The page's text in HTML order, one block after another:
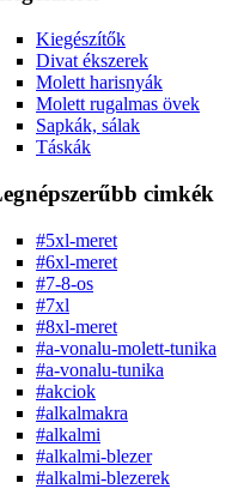
Kiegészítők
Divat ékszerek
Molett harisnyák
Molett rugalmas övek
Sapkák, sálak
Táskák
cimkék
#5xl-meret
#6xl-meret
#7-8-os
#7xl
#8xl-meret
#a-vonalu-molett-tunika
#a-vonalu-tunika
#akciok
#alkalmakra
#alkalmi
#alkalmi-blezer
#alkalmi-blezerek